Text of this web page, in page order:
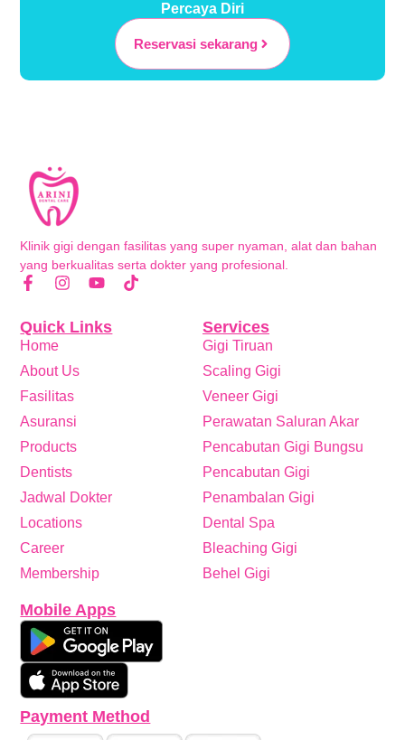
Percaya Diri
Reservasi sekarang
Klinik gigi dengan fasilitas yang super nyaman, alat dan bahan
yang berkualitas serta dokter yang profesional.
Services
Gigi Tiruan
Scaling Gigi
Veneer Gigi
Perawatan Saluran Akar
Pencabutan Gigi Bungsu
Pencabutan Gigi
Penambalan Gigi
Dental Spa
Bleaching Gigi
Behel Gigi
Quick Links
Home
About Us
Fasilitas
Asuransi
Products
Dentists
Jadwal Dokter
Locations
Career
Membership
Mobile Apps
Payment Method